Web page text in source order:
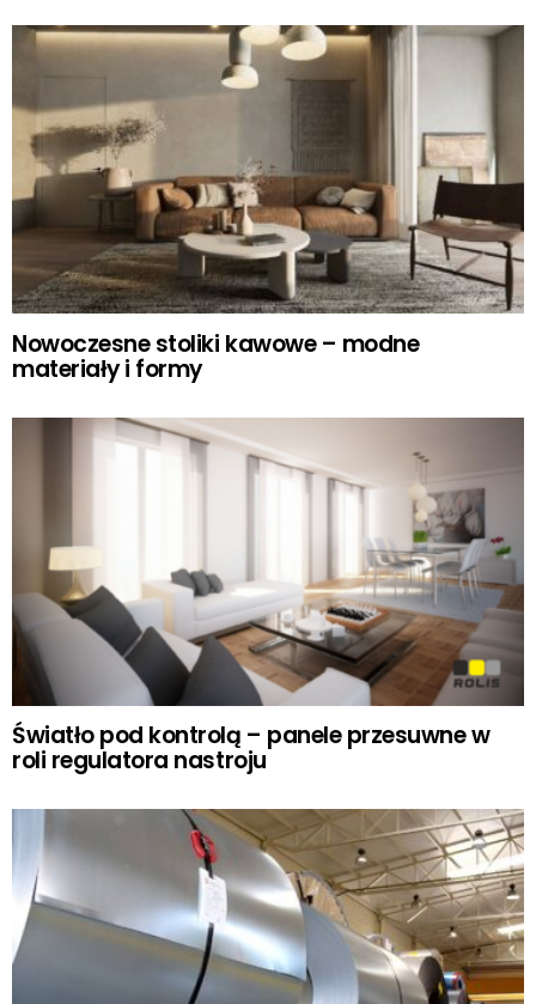
Nowoczesne stoliki kawowe – modne
materiały i formy
Światło pod kontrolą – panele przesuwne w
roli regulatora nastroju